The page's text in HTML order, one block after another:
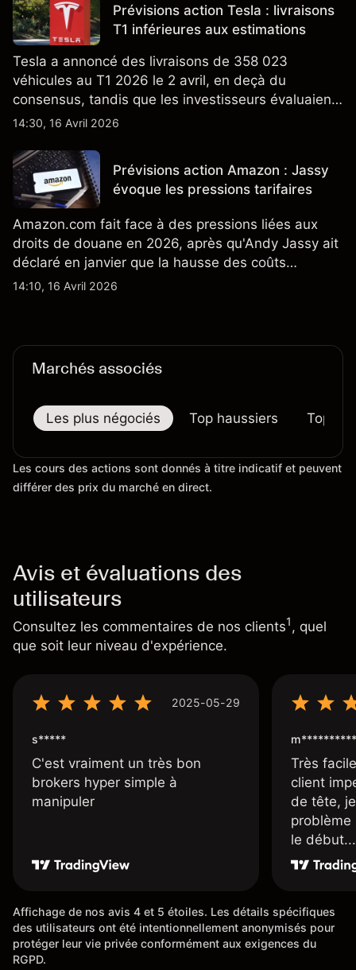
Prévisions action Tesla : livraisons
T1 inférieures aux estimations
Tesla a annoncé des livraisons de 358 023
véhicules au T1 2026 le 2 avril, en deçà du
consensus, tandis que les investisseurs évaluaient
également la croissance des stocks et les projets
nouveau SUV. Découvrez les objectifs de cours
TSLA d'analystes tiers.
14:30, 16 Avril 2026
Prévisions action Amazon : Jassy
évoque les pressions tarifaires
Amazon.com fait face à des pressions liées aux
droits de douane en 2026, après qu'Andy Jassy ait
déclaré en janvier que la hausse des coûts
d'importation commençait à se répercuter sur
14:10, 16 Avril 2026
Marchés associés
Les plus négociés Top haussiers Top
Les cours des actions sont donnés à titre indicatif et peuvent
différer des prix du marché en direct.
Avis et évaluations des
utilisateurs
Consultez les commentaires de nos clients1, quel
que soit leur niveau d'expérience.
2025-05-29
s*****
C'est vraiment un très bon
brokers hyper simple à
manipuler
m**********
Très
client
de tête,
problème
le début...
Affichage de nos avis 4 et 5 étoiles. Les détails spécifiques
des utilisateurs ont été intentionnellement anonymisés pour
protéger leur vie privée conformément aux exigences du
RGPD.